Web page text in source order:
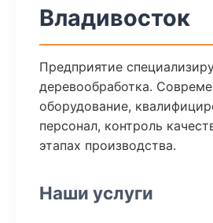
Владивосток
Предприятие
деревообработка.
оборудование,
персонал, контроль
этапах производства.
Наши услуги